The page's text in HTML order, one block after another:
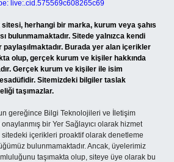
live:.cid.575569c608265c69
sitesi, herhangi bir marka, kurum veya şahıs
bulunmamaktadır. Sitede yalnızca kendi
paylaşılmaktadır. Burada yer alan içerikler
olup, gerçek kurum ve kişiler hakkında
Gerçek kurum ve kişiler ile isim
Sitemizdeki bilgiler taslak
taşımazlar.
gereğince Bilgi Teknolojileri ve İletişim
bir Yer Sağlayıcı olarak hizmet
içerikleri proaktif olarak denetleme
bulunmamaktadır. Ancak, üyelerimiz
taşımakta olup, siteye üye olarak bu